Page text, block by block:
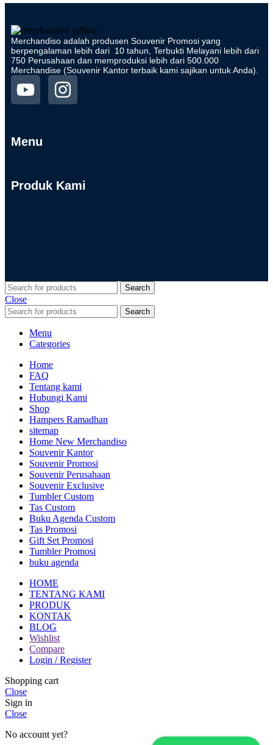
Merchandiso adalah produsen Souvenir Promosi yang
berpengalaman lebih dari 10 tahun, Terbukti Melayani lebih dari
750 Perusahaan dan memproduksi lebih dari 500.000
Merchandise (Souvenir Kantor terbaik kami sajikan untuk Anda).
Menu
Produk Kami
Search
Close
Search
Menu
Categories
Home
FAQ
Tentang kami
Hubungi Kami
Shop
Hampers Ramadhan
sitemap
Home New Merchandiso
Souvenir Kantor
Souvenir Promosi
Souvenir Perusahaan
Souvenir Exclusive
Tumbler Custom
Tas Custom
Buku Agenda Custom
Tas Promosi
Gift Set Promosi
Tumbler Promosi
buku agenda
HOME
TENTANG KAMI
PRODUK
KONTAK
BLOG
Wishlist
Compare
Login / Register
Shopping cart
Close
Sign in
Close
No account yet?